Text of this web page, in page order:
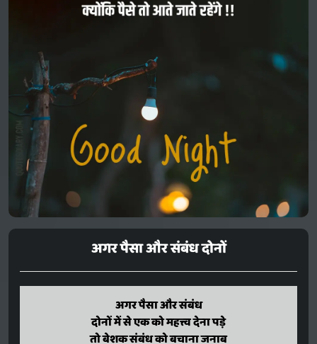
अगर पैसा और संबंध दोनों
अगर पैसा और संबंध
दोनों में से एक को महत्त्व देना पड़े
तो बेशक संबंध को बचाना जनाब
agar paisa aur sambandh
donon mein se ek ko mahattv dena pade
to beshak sambandh ko bachaana janaab